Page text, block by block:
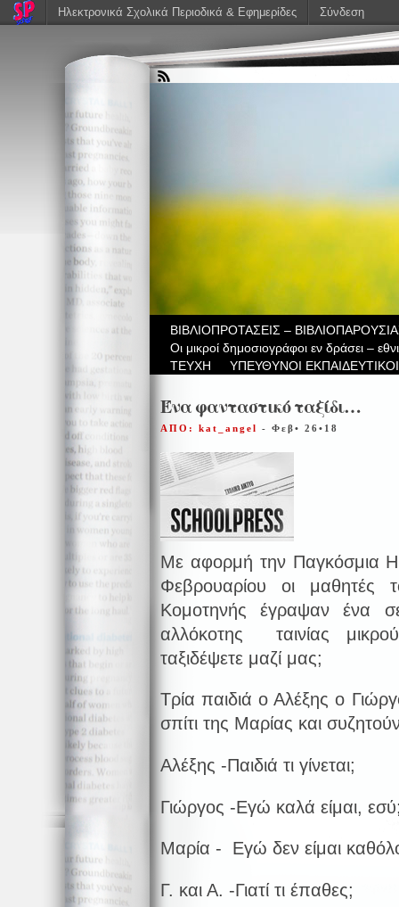
ΒIBΛΙΟΠΡΟΤΑΣΕΙΣ –
Οι μικροί δημοσιογράφοι εν δράσει –
ΤΕΥΧΗ
ΥΠΕΥΘΥΝΟΙ
Ένα φανταστικό ταξίδι…
ΑΠΟ: kat_angel - Φεβ• 26•18
Με αφορμή την Παγκόσμια
Φεβρουαρίου οι μαθητές
Κομοτηνής έγραψαν ένα
αλλόκοτης ταινίας
ταξιδέψετε μαζί μας;
Τρία παιδιά ο Αλέξης ο
σπίτι της Μαρίας και
Αλέξης -Παιδιά τι γίνεται;
Γιώργος -Εγώ καλά είμαι,
Μαρία - Εγώ δεν είμαι
Γ. και Α. -Γιατί τι έπαθες;
Ηλεκτρονικά Σχολικά Περιοδικά & Εφημερίδες Σύνδεση